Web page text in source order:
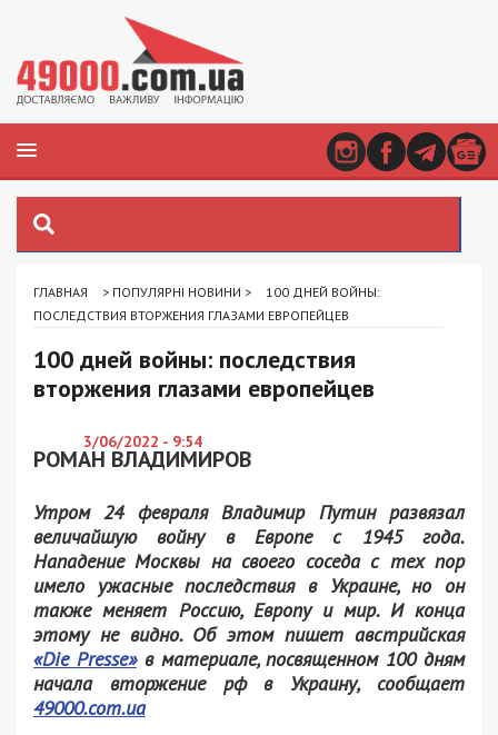
ГЛАВНАЯ > ПОПУЛЯРНІ НОВИНИ >
100 ДНЕЙ ВОЙНЫ:
ПОСЛЕДСТВИЯ ВТОРЖЕНИЯ ГЛАЗАМИ ЕВРОПЕЙЦЕВ
100 дней войны: последствия
вторжения глазами европейцев
3/06/2022 - 9:54
РОМАН ВЛАДИМИРОВ
Утром 24 февраля Владимир Путин развязал
величайшую войну в Европе с 1945 года.
Нападение Москвы на своего соседа с тех пор
имело ужасные последствия в Украине, но он
также меняет Россию, Европу и мир. И конца
этому не видно. Об этом пишет австрийская
«Die Presse»в материале, посвященном 100 дням
начала вторжение рф в Украину, сообщает
49000.com.ua